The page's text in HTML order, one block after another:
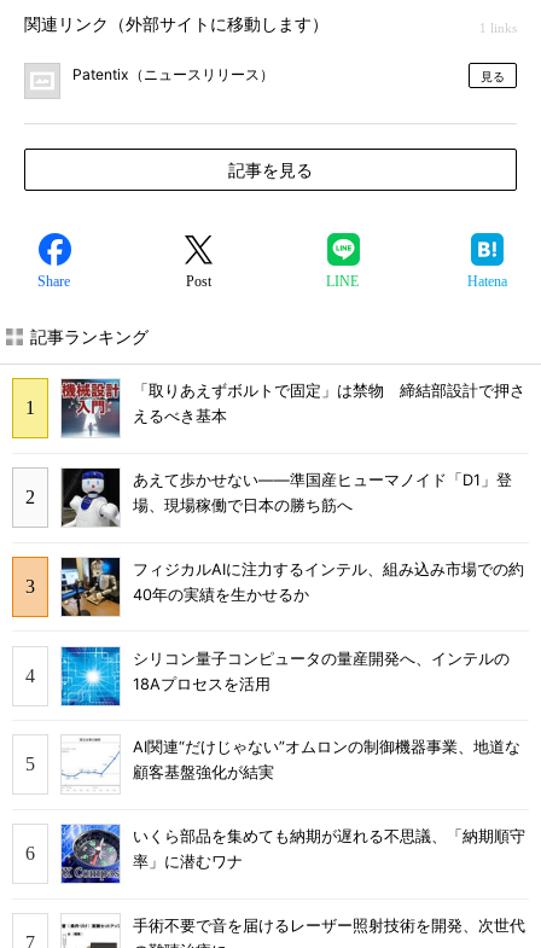
関連リンク（外部サイトに移動します） 1 links
Patentix（ニュースリリース） 見る
記事を見る
Share Post LINE Hatena
記事ランキング
「取りあえずボルトで固定」は禁物 締結部設計で押さ
えるべき基本
あえて歩かせない――準国産ヒューマノイド「D1」登
場、現場稼働で日本の勝ち筋へ
フィジカルAIに注力するインテル、組み込み市場での約
40年の実績を生かせるか
シリコン量子コンピュータの量産開発へ、インテルの
18Aプロセスを活用
AI関連“だけじゃない”オムロンの制御機器事業、地道な
顧客基盤強化が結実
いくら部品を集めても納期が遅れる不思議、「納期順守
率」に潜むワナ
手術不要で音を届けるレーザー照射技術を開発、次世代